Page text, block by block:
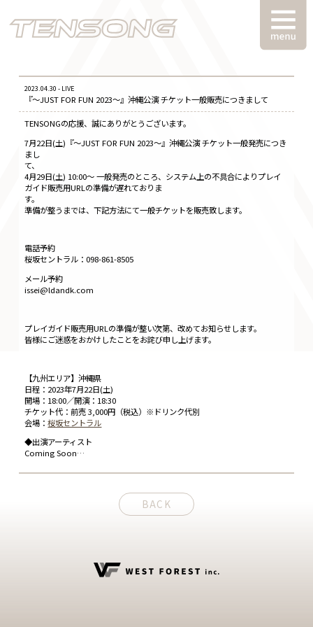
2023.04.30 - LIVE
『〜JUST FOR FUN 2023〜』沖縄公演 チケット一般販売につきまして
TENSONGの応援、誠にありがとうございます。
7月22日(土)『〜JUST FOR FUN 2023〜』沖縄公演 チケット一般発売につき
まし
て
4月29日(土) 10:00〜 一般発売のところ、システム上の不具合によりプレイ
ガイド販売用URLの準備が遅れておりま
す
準備が整うまでは、下記方法にて一般チケットを販売致します。
電話予約
桜坂セントラル：098-861-8505
メール予約
issei@ldandk.com
プレイガイド販売用URLの準備が整い次第、改めてお知らせします。
皆様にご迷惑をおかけしたことをお詫び申し上げます。
【九州エリア】沖縄県
日程：2023年7月22日(土)
開場：18:00／開演：18:30
チケット代：前売 3,000円（税込）※ドリンク代別
会場：桜坂セントラル
◆出演アーティスト
Coming Soon…
BACK